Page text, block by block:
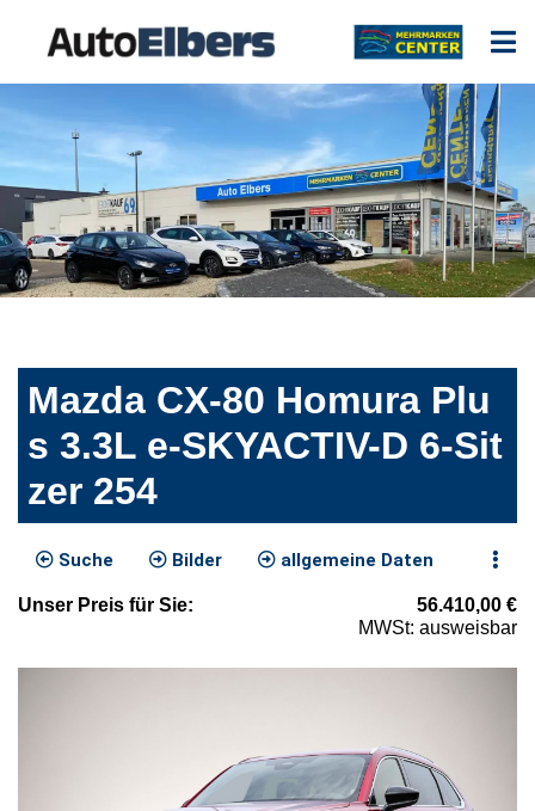
Mazda CX-80 Homura Plu
s 3.3L e-SKYACTIV-D 6-Sit
zer 254
Suche Bilder allgemeine Daten
Unser Preis für Sie: 56.410,00 €
MWSt: ausweisbar